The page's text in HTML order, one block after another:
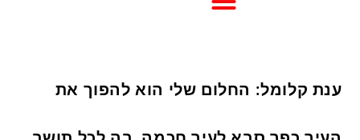
ענת קלומל: החלום שלי הוא להפוך את